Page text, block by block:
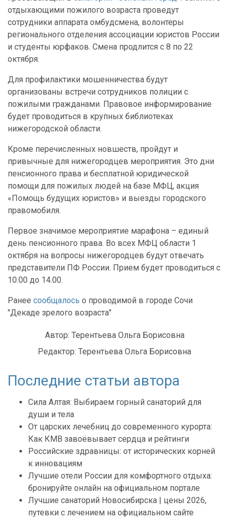
отдыхающими пожилого возраста проведут
сотрудники аппарата омбудсмена, волонтеры
регионального отделения ассоциации юристов России
и студенты юрфаков. Смена продлится с 8 по 22
октября.
Для профилактики мошенничества будут
организованы встречи сотрудников полиции с
пожилыми гражданами. Правовое информирование
будет проводиться в крупных библиотеках
нижегородской области.
Кроме перечисленных новшеств, пройдут и
привычные для нижегородцев мероприятия. Это дни
пенсионного права и бесплатной юридической
помощи для пожилых людей на базе МФЦ, акция
«Помощь будущих юристов» и выезды городского
правомобиля.
Первое значимое мероприятие марафона – единый
день пенсионного права. Во всех МФЦ области 1
октября на вопросы нижегородцев будут отвечать
представители ПФ России. Прием будет проводиться с
10.00 до 14.00.
Ранее сообщалось о проводимой в городе Сочи
"Декаде зрелого возраста"
Автор: Терентьева Ольга Борисовна
Редактор: Терентьева Ольга Борисовна
Последние статьи автора
Сила Алтая: Выбираем горный санаторий для
души и тела
От царских лечебниц до современного курорта:
Как КМВ завоёвывает сердца и рейтинги
Российские здравницы: от исторических корней
к инновациям
Лучшие отели России для комфортного отдыха:
бронируйте онлайн на официальном портале
Лучшие санаторий Новосибирска | цены 2026,
путевки с лечением на официальном сайте